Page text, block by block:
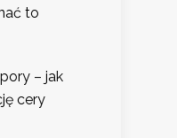
to
– jak
cery